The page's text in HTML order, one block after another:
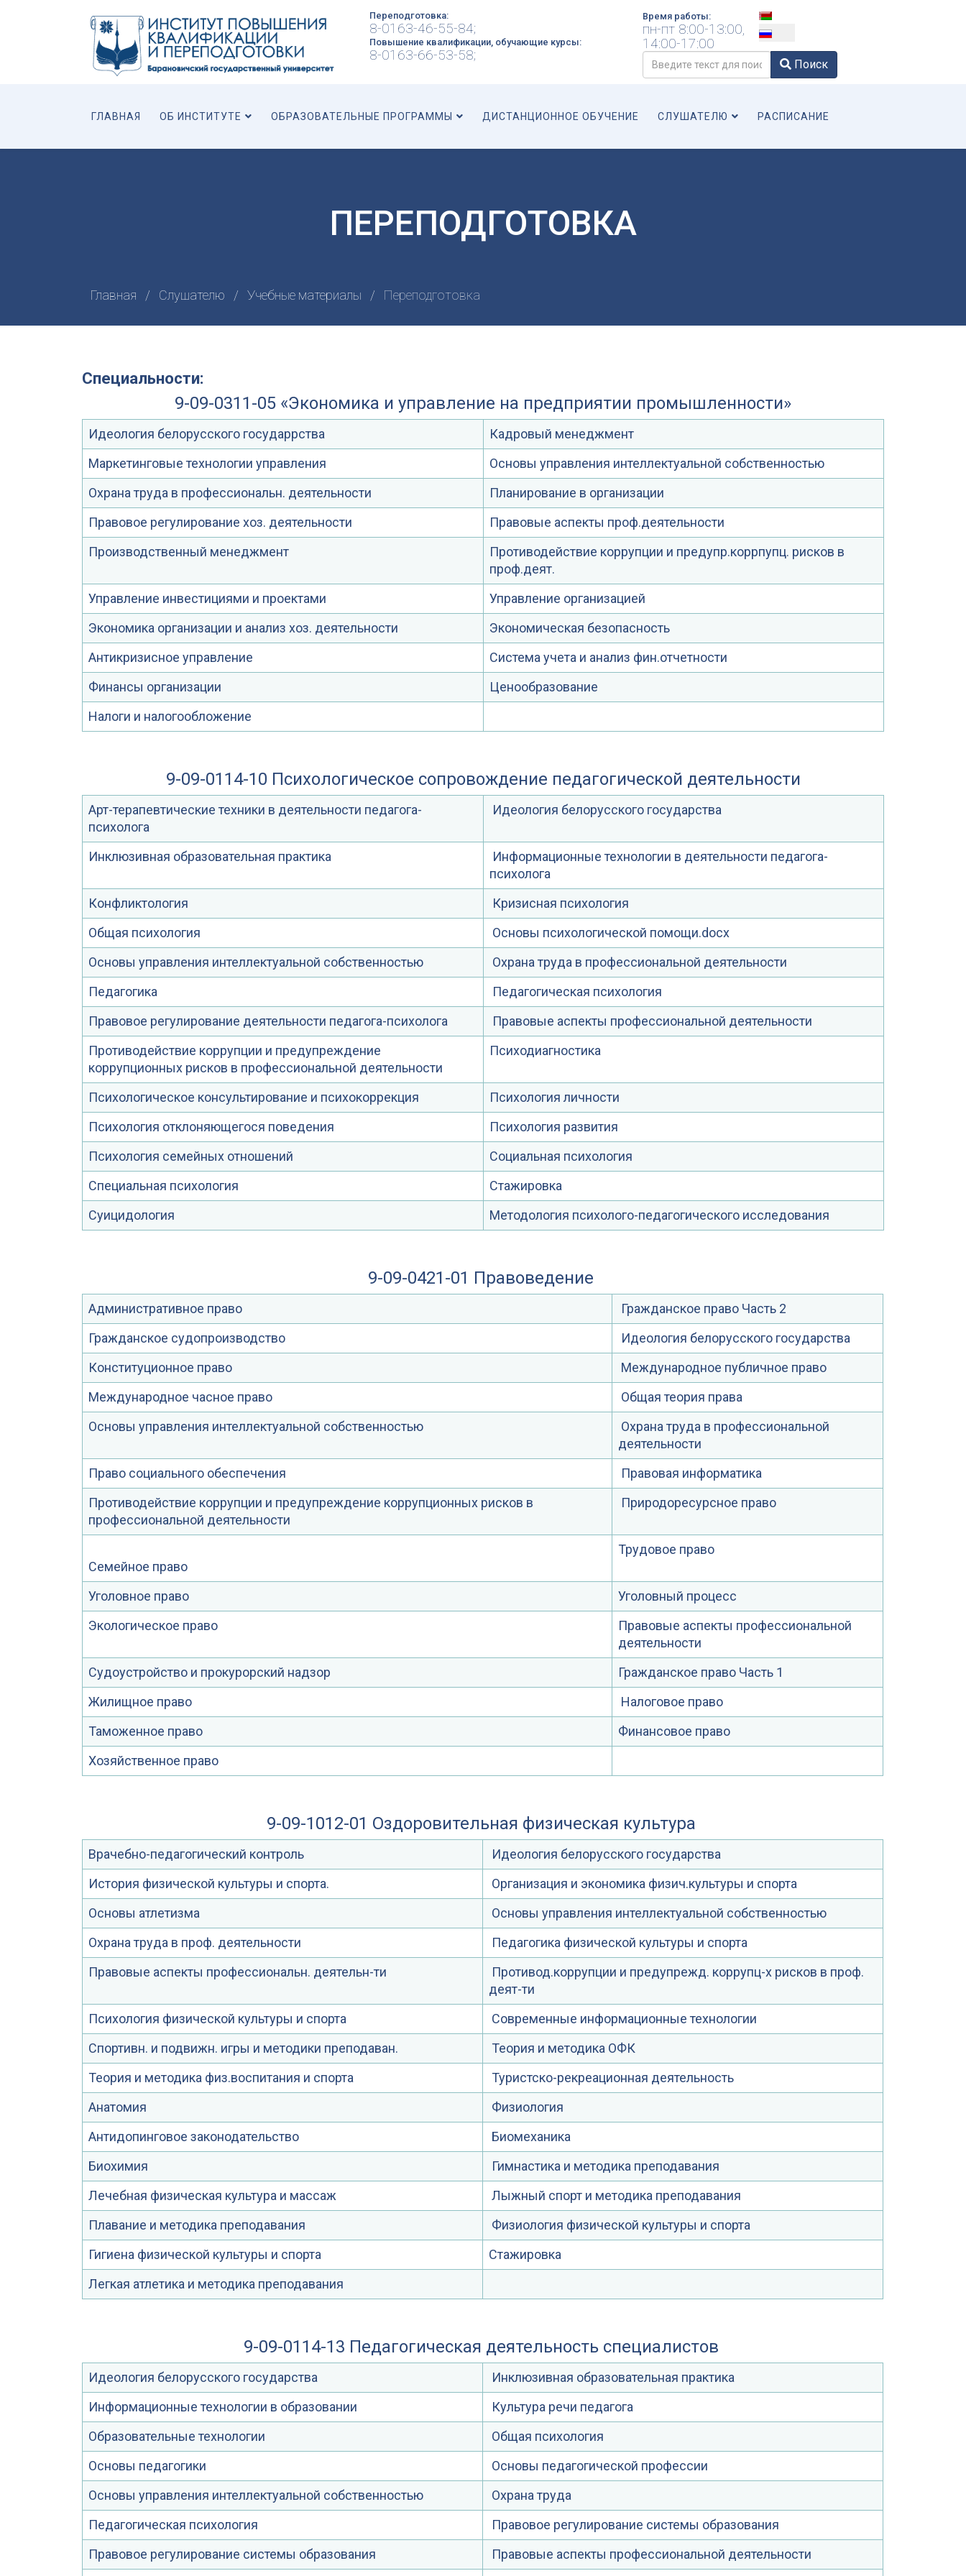
Переподготовка:
8-0163-46-55-84;
Повышение квалификации, обучающие курсы:
8-0163-66-53-58;
Время работы:
пн-пт 8:00-13:00,
14:00-17:00
Выберите язык
Поиск
Поиск
ГЛАВНАЯ ОБ ИНСТИТУТЕ ОБРАЗОВАТЕЛЬНЫЕ ПРОГРАММЫ ДИСТАНЦИОННОЕ ОБУЧЕНИЕ СЛУШАТЕЛЮ РАСПИСАНИЕ
ПЕРЕПОДГОТОВКА
Главная Слушателю Учебные материалы Переподготовка
Специальности:
9-09-0311-05 «Экономика и управление на предприятии промышленности»
Идеология белорусского государрства
Кадровый менеджмент
Маркетинговые технологии управления
Основы управления интеллектуальной собственностью
Охрана труда в профессиональн. деятельности
Планирование в организации
Правовое регулирование хоз. деятельности
Правовые аспекты проф.деятельности
Производственный менеджмент
Противодействие коррупции и предупр.коррпупц. рисков в
проф.деят.
Управление инвестициями и проектами
Управление организацией
Экономика организации и анализ хоз. деятельности
Экономическая безопасность
Антикризисное управление
Система учета и анализ фин.отчетности
Финансы организации
Ценообразование
Налоги и налогообложение
9-09-0114-10 Психологическое сопровождение педагогической деятельности
Арт-терапевтические техники в деятельности педагога-
психолога
Идеология белорусского государства
Инклюзивная образовательная практика
Информационные технологии в деятельности педагога-
психолога
Конфликтология
Кризисная психология
Общая психология
Основы психологической помощи.docx
Основы управления интеллектуальной собственностью
Охрана труда в профессиональной деятельности
Педагогика
Педагогическая психология
Правовое регулирование деятельности педагога-психолога
Правовые аспекты профессиональной деятельности
Противодействие коррупции и предупреждение
коррупционных рисков в профессиональной деятельности
Психодиагностика
Психологическое консультирование и психокоррекция
Психология личности
Психология отклоняющегося поведения
Психология развития
Психология семейных отношений
Социальная психология
Специальная психология
Стажировка
Суицидология
Методология психолого-педагогического исследования
9-09-0421-01 Правоведение
Административное право
Гражданское право Часть 2
Гражданское судопроизводство
Идеология белорусского государства
Конституционное право
Международное публичное право
Международное часное право
Общая теория права
Основы управления интеллектуальной собственностью
Охрана труда в профессиональной
деятельности
Право социального обеспечения
Правовая информатика
Противодействие коррупции и предупреждение коррупционных рисков в
профессиональной деятельности
Природоресурсное право
Семейное право
Трудовое право
Уголовное право
Уголовный процесс
Экологическое право
Правовые аспекты профессиональной
деятельности
Судоустройство и прокурорский надзор
Гражданское право Часть 1
Жилищное право
Налоговое право
Таможенное право
Финансовое право
Хозяйственное право
9-09-1012-01 Оздоровительная физическая культура
Врачебно-педагогический контроль
Идеология белорусского государства
История физической культуры и спорта.
Организация и экономика физич.культуры и спорта
Основы атлетизма
Основы управления интеллектуальной собственностью
Охрана труда в проф. деятельности
Педагогика физической культуры и спорта
Правовые аспекты профессиональн. деятельн-ти
Противод.коррупции и предупрежд. коррупц-х рисков в проф.
деят-ти
Психология физической культуры и спорта
Современные информационные технологии
Спортивн. и подвижн. игры и методики преподаван.
Теория и методика ОФК
Теория и методика физ.воспитания и спорта
Туристско-рекреационная деятельность
Анатомия
Физиология
Антидопинговое законодательство
Биомеханика
Биохимия
Гимнастика и методика преподавания
Лечебная физическая культура и массаж
Лыжный спорт и методика преподавания
Плавание и методика преподавания
Физиология физической культуры и спорта
Гигиена физической культуры и спорта
Стажировка
Легкая атлетика и методика преподавания
9-09-0114-13 Педагогическая деятельность специалистов
Идеология белорусского государства
Инклюзивная образовательная практика
Информационные технологии в образовании
Культура речи педагога
Образовательные технологии
Общая психология
Основы педагогики
Основы педагогической профессии
Основы управления интеллектуальной собственностью
Охрана труда
Педагогическая психология
Правовое регулирование системы образования
Правовое регулирование системы образования
Правовые аспекты профессиональной деятельности